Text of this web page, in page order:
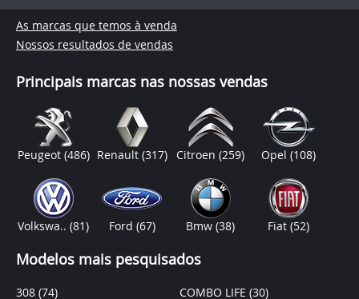
As marcas que temos à venda
Nossos resultados de vendas
Principais marcas nas nossas vendas
Peugeot (486) Renault (317) Citroen(259) Opel(108)
Volkswa..(81) Ford (67) Bmw(38) Fiat(52)
Modelos mais pesquisados
308 (74) COMBO LIFE (30)